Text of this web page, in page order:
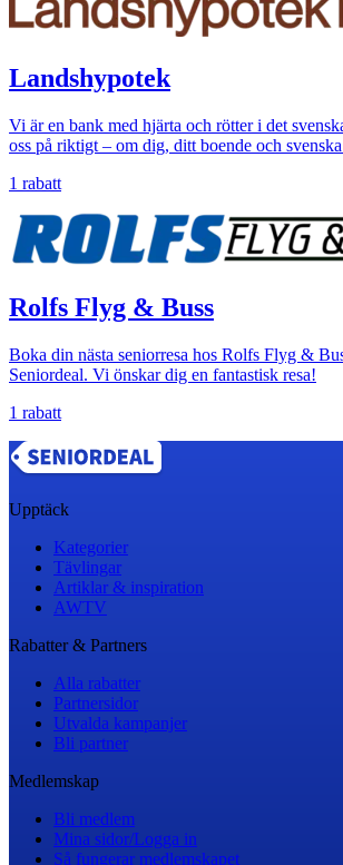
Landshypotek
Vi är en bank med hjärta och rötter i det
oss på riktigt – om dig, ditt boende och
1 rabatt
Rolfs Flyg & Buss
Boka din nästa seniorresa hos Rolfs Flyg &
Seniordeal. Vi önskar dig en fantastisk resa!
1 rabatt
Upptäck
Kategorier
Tävlingar
Artiklar & inspiration
AWTV
Rabatter & Partners
Alla rabatter
Partnersidor
Utvalda kampanjer
Bli partner
Medlemskap
Bli medlem
Mina sidor/Logga in
Så fungerar medlemskapet